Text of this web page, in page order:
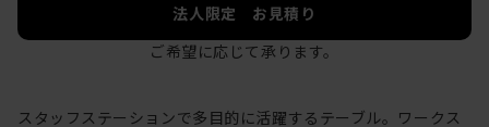
法人限定 お見積り
ご希望に応じて承ります。
スタッフステーションで多目的に活躍するテーブル。ワークス